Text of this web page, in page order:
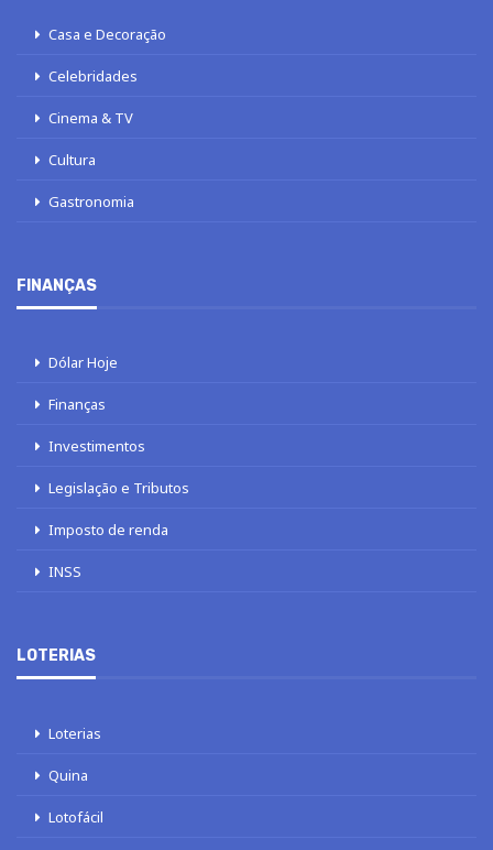
Casa e Decoração
Celebridades
Cinema & TV
Cultura
Gastronomia
FINANÇAS
Dólar Hoje
Finanças
Investimentos
Legislação e Tributos
Imposto de renda
INSS
LOTERIAS
Loterias
Quina
Lotofácil